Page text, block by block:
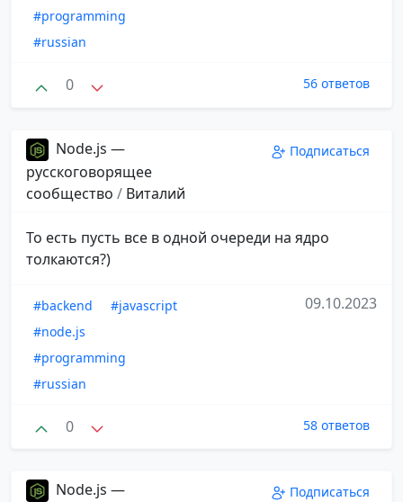
#programming
#russian
0 56 ответов
Node.js —
русскоговорящее
сообщество / Виталий
Подписаться
То есть пусть все в одной очереди на ядро
толкаются?)
#backend
#javascript
#node.js
#programming
#russian
09.10.2023
0 58 ответов
Node.js —
Подписаться